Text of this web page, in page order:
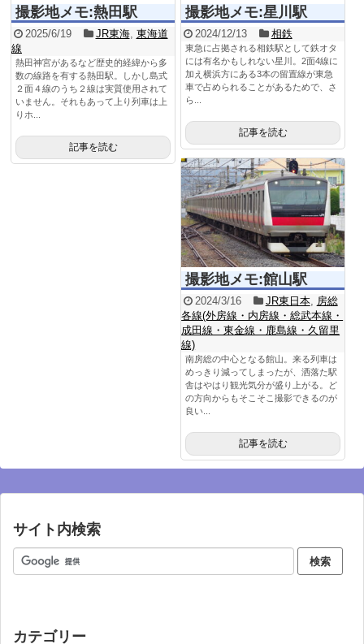
撮影地メモ:熱田駅
2025/6/19 JR東海, 東海道
線
熱田神宮があるなど歴史的経緯から多
数の線路を有する熱田駅。しかし島式
２面４線のうち２線は実質使用されて
いません。それもあって上り列車は上
りホ...
記事を読む
撮影地メモ:星川駅
2024/12/13 相鉄
東急に占拠される相鉄駅として鉄オタ
には有名かもしれない星川。2面4線に
加え横浜方にある3本の留置線が東急
車で占められることがあるためで、さ
ら...
記事を読む
撮影地メモ:館山駅
2024/3/16 JR東日本,
房総
各線(外房線・内房線・総武本線・
成田線・東金線・鹿島線・久留里
線)
南房総の中心となる館山。来る列車は
めっきり減ってしまったが、洒落た駅
舎はやはり観光気分が盛り上がる。ど
の方向からもそこそこ撮影できるのが
良い...
記事を読む
サイト内検索
カテゴリー